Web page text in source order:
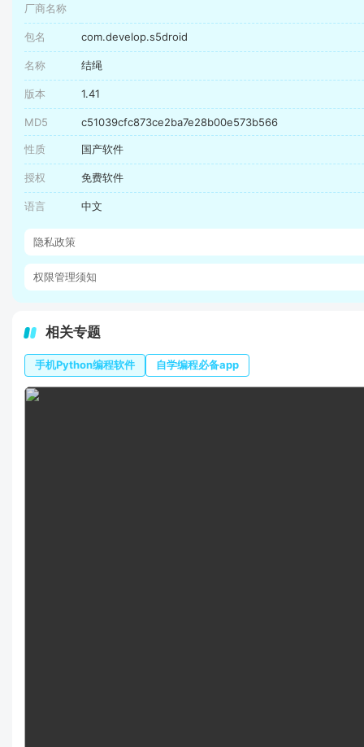
厂商名称
包名 com.develop.s5droid
名称 结绳
版本 1.41
MD5 c51039cfc873ce2ba7e28b00e573b566
性质 国产软件
授权 免费软件
语言 中文
隐私政策
权限管理须知
相关专题
手机Python编程软件 自学编程必备app